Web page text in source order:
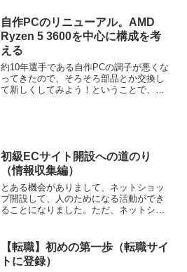
自作PCのリニューアル。AMD
Ryzen 5 3600を中心に構成を考
える
約10年選手である自作PCの調子が悪くな
ってきたので、そろそろ部品とか交換し
て新しくしてみよう！ということで、想
初級ECサイト開設への道のり
（情報収集編）
とある機会がありまして、ネットショッ
プ開設して、人のためになる活動ができ
ることになりました。ただ、ネットショ
ことをつらつらとまとめる。ネットショ
ップ開設までの前提前提と...
【転職】初めの第一歩（転職サイ
トに登録）